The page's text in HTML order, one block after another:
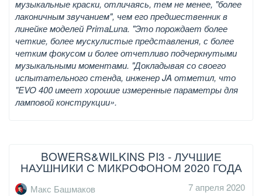
музыкальные краски, отличаясь, тем не менее, "более
лаконичным звучанием", чем его предшественник в
линейке моделей PrimaLuna. "Это порождает более
четкие, более мускулистые представления, с более
четким фокусом и более отчетливо подчеркнутыми
музыкальными моментами. "Докладывая со своего
испытательного стенда, инженер JA отметил, что
"EVO 400 имеет хорошие измеренные параметры для
ламповой конструкции».
BOWERS&WILKINS PI3 - ЛУЧШИЕ
НАУШНИКИ С МИКРОФОНОМ 2020 ГОДА
Макс Башмаков 7 апреля 2020